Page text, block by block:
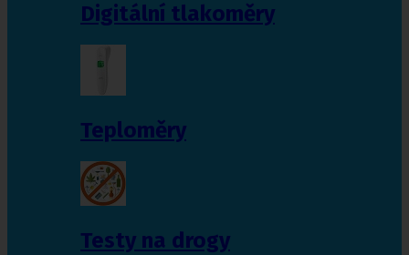
Digitální tlakoměry
Teploměry
Testy na drogy